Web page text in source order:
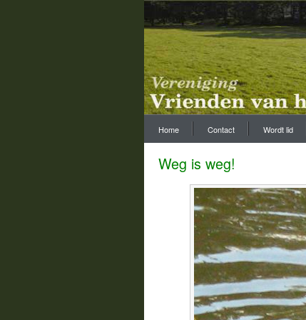
Home Contact Wordt lid
Weg is weg!